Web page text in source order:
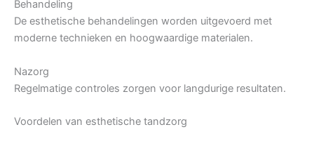
Behandeling
De esthetische behandelingen worden uitgevoerd met
moderne technieken en hoogwaardige materialen.
Nazorg
Regelmatige controles zorgen voor langdurige resultaten.
Voordelen van esthetische tandzorg